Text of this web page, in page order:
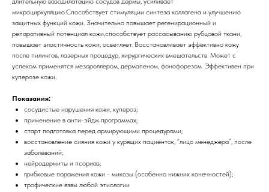
микроциркуляцию.Способствует стимуляции синтеза коллагена и улучшению
защитных функций кожи. Значительно повышает регенирационный и
репаративный потенциал кожи,способствует рассасыванию рубцовой ткани,
повышает эластичность кожи, осветляет. Восстановливает эффективно кожу
после пилингов, лазерных процедур, хирургических вмешательств. Может с
успехом применятся мезороллером, дермапеном, фонофорезом. Эффективен при
куперозе кожи.
Показания:
сосудистые нарушения кожи, купероз;
применение в анти-эйдж программах;
старт подготовка перед армирующими процедурами;
восстановление сияния кожи у курящих пациенток, “лицо менеджера”, после
заболеваний;
нейродермиты и псориаз;
грибковые поражения кожи - микозы (особенно нижних конечностей);
трофические язвы любой этиологии